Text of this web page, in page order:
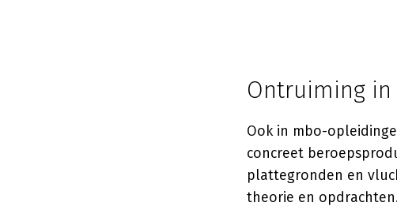
Ontruiming
Ook in mbo-
concreet
plattegronden en
theorie en opdrachten.